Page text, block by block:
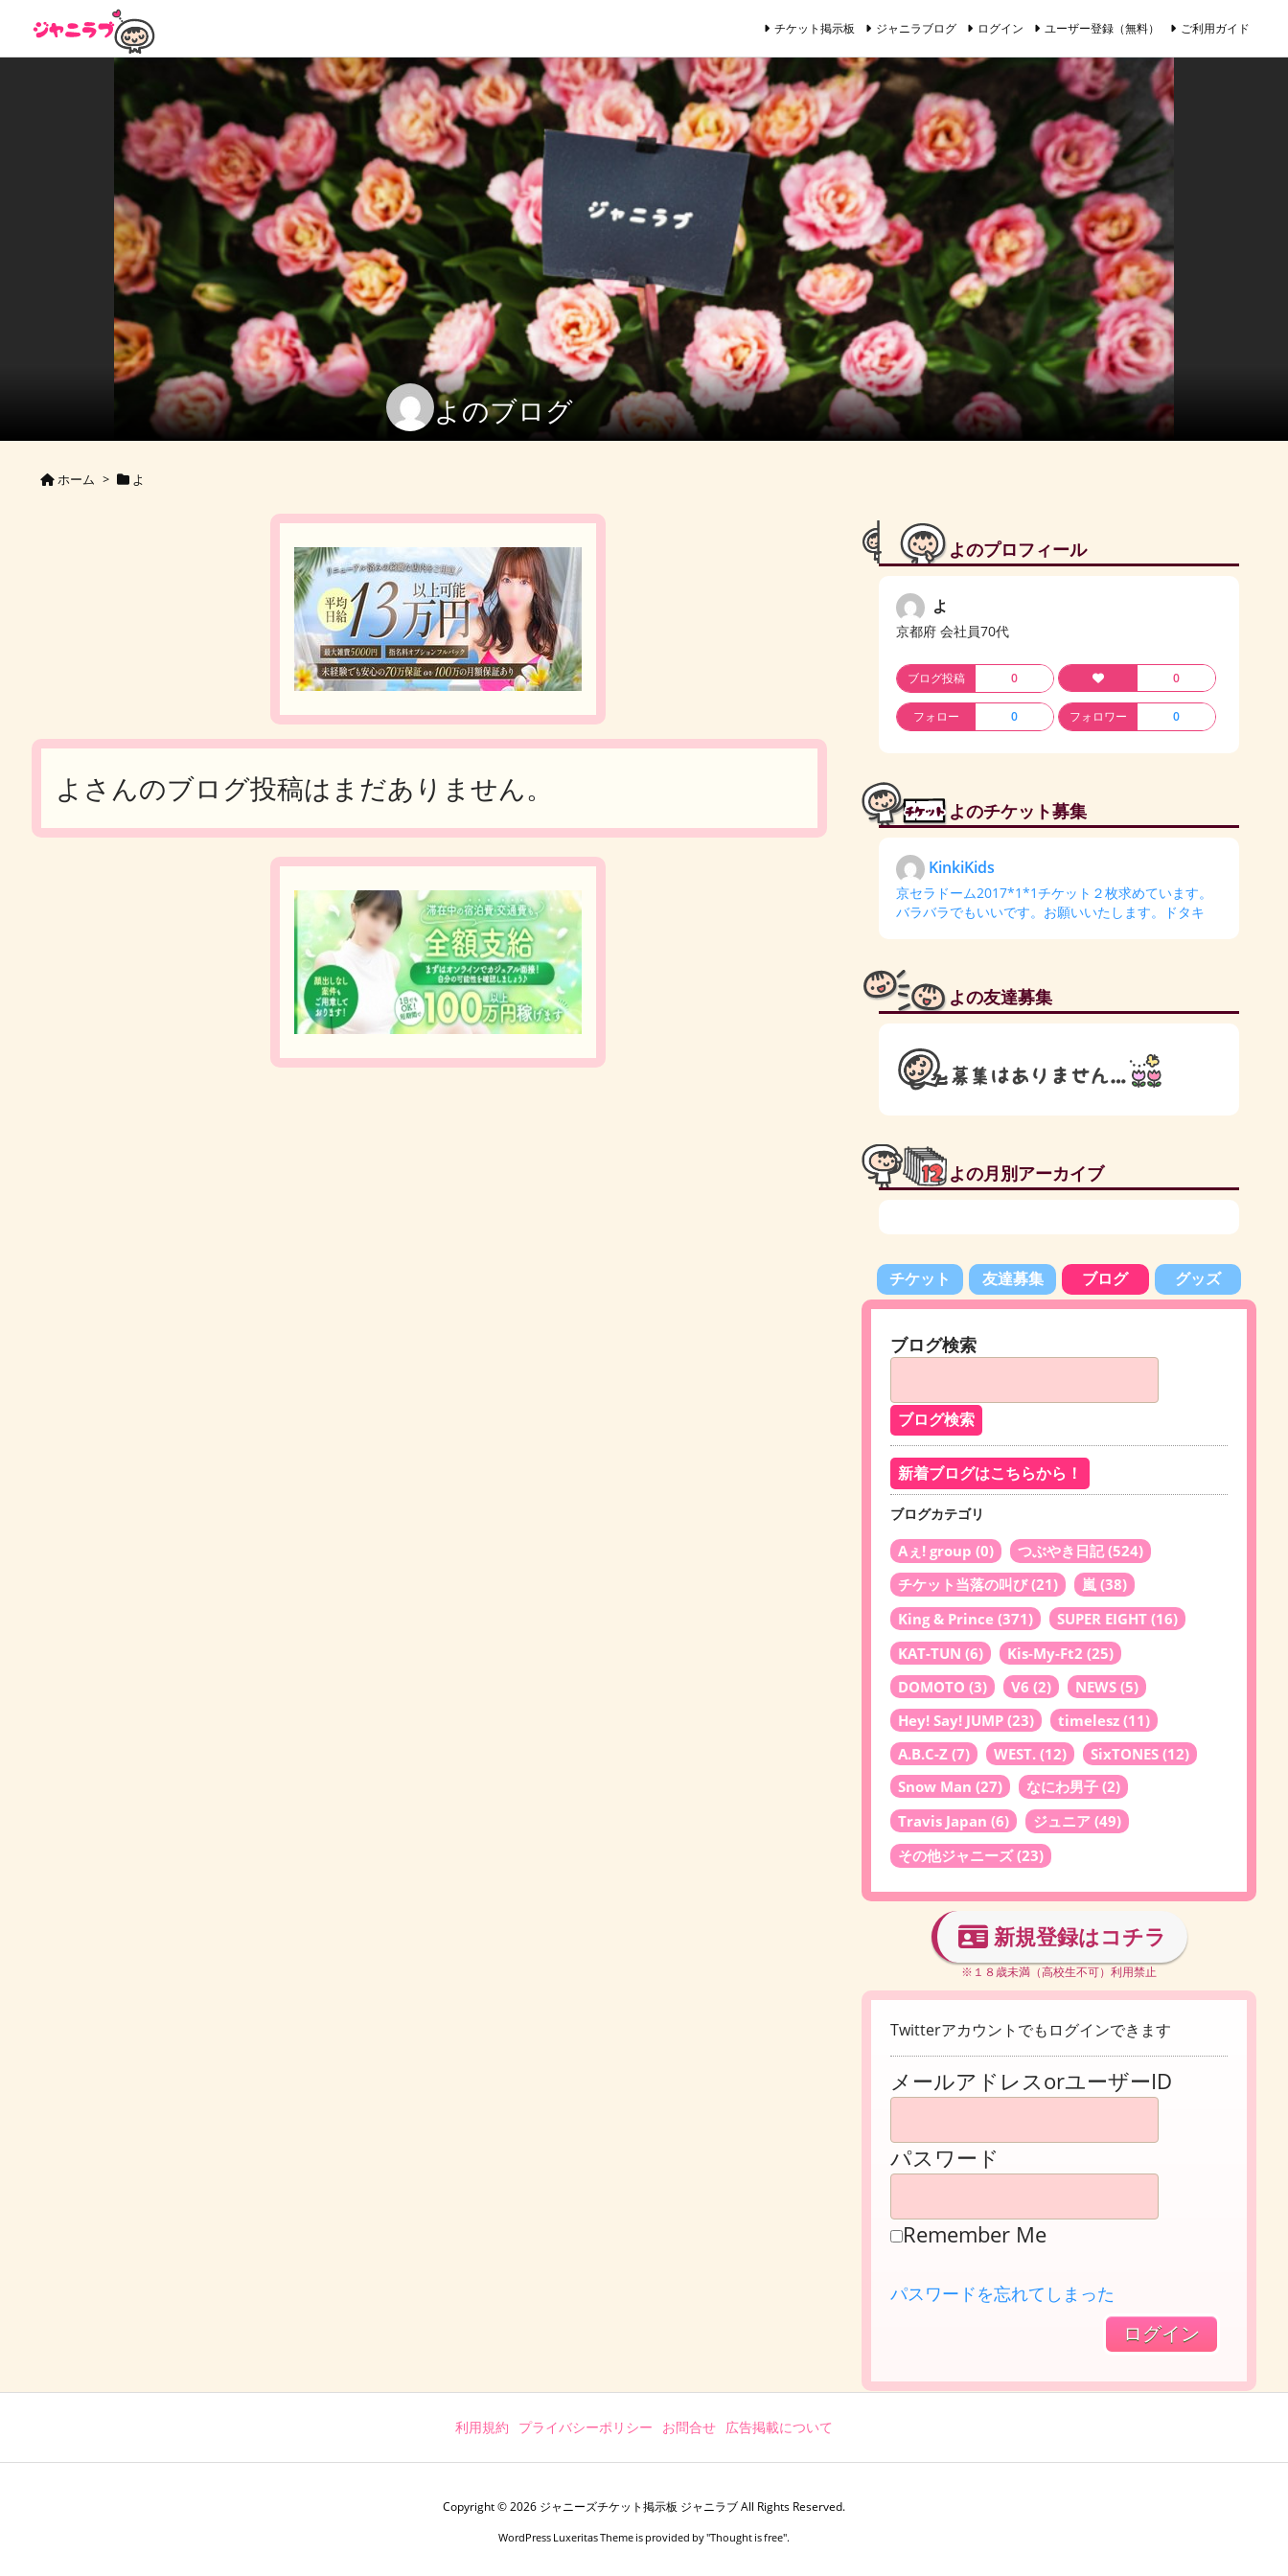
よのブログ
チケット掲示板 ジャニラブログ ログイン ユーザー登録（無料） ご利用ガイド
ホーム > よ
よさんのブログ投稿はまだありません。
よのプロフィール
よ
京都府 会社員70代
ブログ投稿 0 0
フォロー 0 フォロワー 0
よのチケット募集
KinkiKids
京セラドーム2017*1*1チケット２枚求めています。
バラバラでもいいです。お願いいたします。ドタキ
よの友達募集
よの月別アーカイブ
チケット 友達募集 ブログ グッズ
ブログ検索
新着ブログはこちらから！
ブログカテゴリ
Aぇ! group (0) つぶやき日記(524)
チケット当落の叫び(21) 嵐 (38)
King & Prince (371) SUPER EIGHT (16)
KAT-TUN (6) Kis-My-Ft2 (25)
DOMOTO (3) V6 (2) NEWS (5)
Hey! Say! JUMP (23) timelesz (11)
A.B.C-Z (7) WEST. (12) SixTONES (12)
Snow Man (27) なにわ男子 (2)
Travis Japan (6) ジュニア (49)
その他ジャニーズ(23)
新規登録はコチラ
※１８歳未満（高校生不可）利用禁止
Twitterアカウントでもログインできます
メールアドレスorユーザーID
パスワード
Remember Me
パスワードを忘れてしまった
利用規約 プライバシーポリシー お問合せ 広告掲載について
Copyright ©2026 ジャニーズチケット掲示板 ジャニラブAll Rights Reserved.
WordPress Luxeritas Theme is provided by "Thought is free".